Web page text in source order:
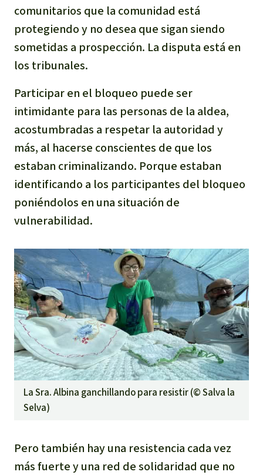
comunitarios que la comunidad está
protegiendo y no desea que sigan siendo
sometidas a prospección. La disputa está en
los tribunales.
Participar en el bloqueo puede ser
intimidante para las personas de la aldea,
acostumbradas a respetar la autoridad y
más, al hacerse conscientes de que los
estaban criminalizando. Porque estaban
identificando a los participantes del bloqueo
poniéndolos en una situación de
vulnerabilidad.
La Sra. Albina ganchillando para resistir (©Salva la
Selva)
Pero también hay una resistencia cada vez
más fuerte y una red de solidaridad que no